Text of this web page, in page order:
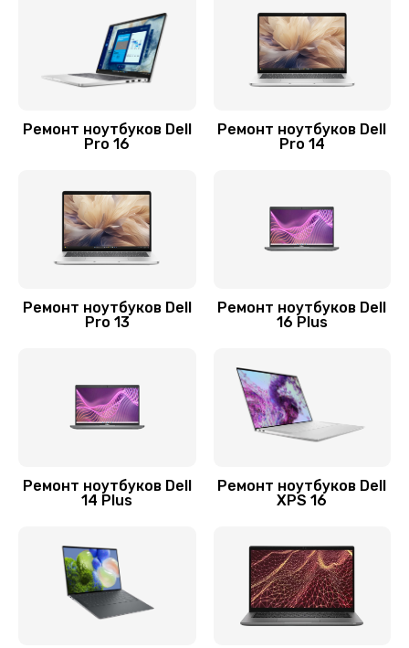
1520 руб.
Установка драйверов
Замена видеочипа
Замена материнской платы
Замена шлейфа матрицы
Ремонт цепей питания
Замена звуковой карты
Ремонт ноутбуков Dell
Pro 16
Ремонт ноутбуков Dell
Pro 14
Ремонт ноутбуков Dell
Pro 13
Ремонт ноутбуков Dell
16 Plus
Ремонт ноутбуков Dell
14 Plus
Ремонт ноутбуков Dell
XPS 16